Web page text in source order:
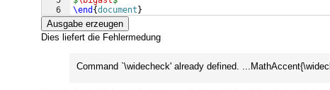
6
\end {document }
Ausgabe erzeugen
Dies liefert die Fehlermedung
Command `\widecheck' already defined.